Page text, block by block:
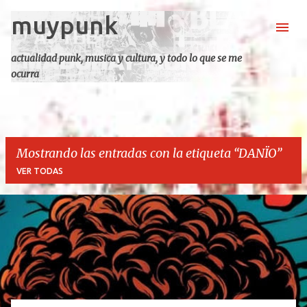
Ir al contenido principal
muypunk
actualidad punk, musica y cultura, y todo lo que se me
ocurra
Mostrando las entradas con la etiqueta DANÏO
VER TODAS
E
t
r
a